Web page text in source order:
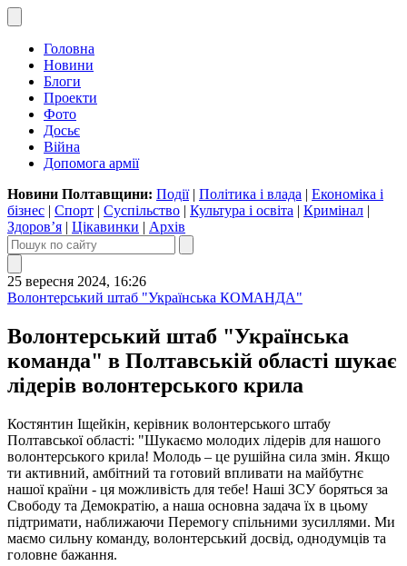
Головна
Новини
Блоги
Проекти
Фото
Досьє
Війна
Допомога армії
Новини Полтавщини: Події| Політика і влада | Економіка і
бізнес | Спорт | Суспільство | Культура і освіта | Кримінал |
Здоров’я | Цікавинки | Архів
25 вересня 2024, 16:26
Волонтерський штаб "Українська КОМАНДА"
Волонтерський штаб "Українська
команда" в Полтавській області шукає
лідерів волонтерського крила
Костянтин Іщейкін, керівник волонтерського штабу
Полтавської області: "Шукаємо молодих лідерів для нашого
волонтерського крила! Молодь – це рушійна сила змін. Якщо
ти активний, амбітний та готовий впливати на майбутнє
нашої країни - ця можливість для тебе! Наші ЗСУ боряться за
Свободу та Демократію, а наша основна задача їх в цьому
підтримати, наближаючи Перемогу спільними зусиллями. Ми
маємо сильну команду, волонтерський досвід, однодумців та
головне бажання.